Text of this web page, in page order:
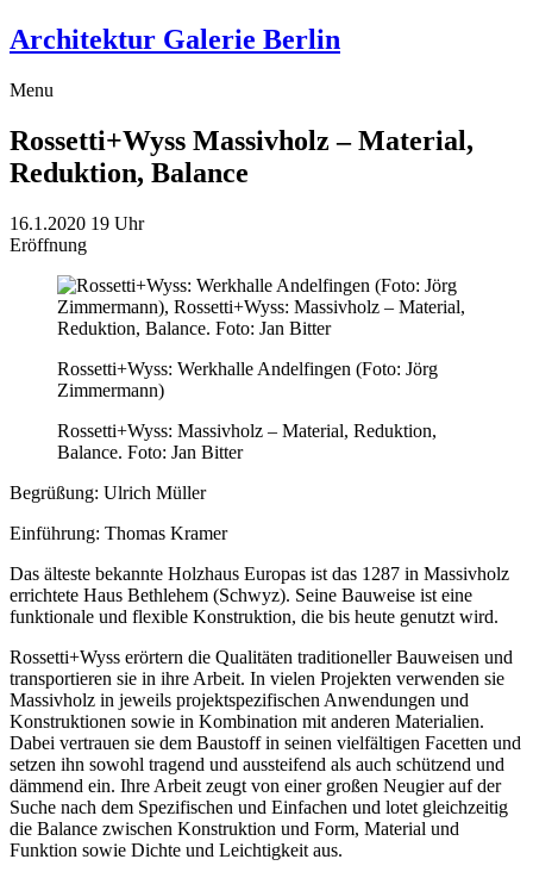
Architektur Galerie Berlin
Menu
Rossetti+Wyss Massivholz – Material,
Reduktion, Balance
16.1.2020 19 Uhr
Eröffnung
Rossetti+Wyss: Werkhalle Andelfingen (Foto: Jörg
Zimmermann)
Rossetti+Wyss: Massivholz – Material, Reduktion,
Balance. Foto: Jan Bitter
Begrüßung: Ulrich Müller
Einführung: Thomas Kramer
Das älteste bekannte Holzhaus Europas ist das 1287 in Massivholz
errichtete Haus Bethlehem (Schwyz). Seine Bauweise ist eine
funktionale und flexible Konstruktion, die bis heute genutzt wird.
Rossetti+Wyss erörtern die Qualitäten traditioneller Bauweisen und
transportieren sie in ihre Arbeit. In vielen Projekten verwenden sie
Massivholz in jeweils projektspezifischen Anwendungen und
Konstruktionen sowie in Kombination mit anderen Materialien.
Dabei vertrauen sie dem Baustoff in seinen vielfältigen Facetten und
setzen ihn sowohl tragend und aussteifend als auch schützend und
dämmend ein. Ihre Arbeit zeugt von einer großen Neugier auf der
Suche nach dem Spezifischen und Einfachen und lotet gleichzeitig
die Balance zwischen Konstruktion und Form, Material und
Funktion sowie Dichte und Leichtigkeit aus.